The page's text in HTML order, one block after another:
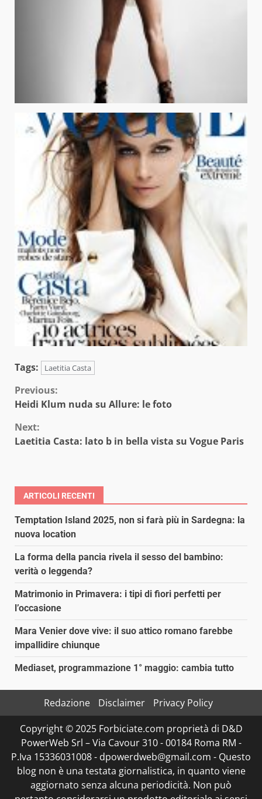
Tags: Laetitia Casta
Continue
Previous:
Heidi Klum nuda su Allure: le foto
Next:
Laetitia Casta: lato b in bella vista su Vogue Paris
ARTICOLI RECENTI
Temptation Island 2025, non si farà più in Sardegna: la
nuova location
La forma della pancia rivela il sesso del bambino:
verità o leggenda?
Matrimonio in Primavera: i tipi di fiori perfetti per
l’occasione
Mara Venier dove vive: il suo attico romano farebbe
impallidire chiunque
Mediaset, programmazione 1° maggio: cambia tutto
Redazione Disclaimer
Privacy Policy
Copyright © 2025 Forbiciate.com proprietà di D&D
PowerWeb Srl – Via Cavour 310 - 00184 Roma RM -
P.Iva 15336031008 - dpowerdweb@gmail.com - Questo
blog non è una testata giornalistica, in quanto viene
aggiornato senza alcuna periodicità. Non può